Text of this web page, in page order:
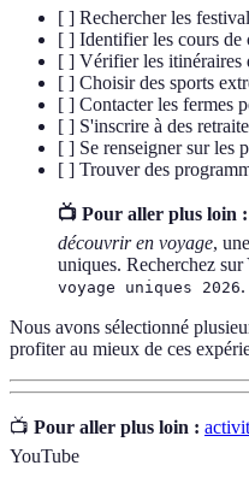
[ ] Rechercher les
[ ] Identifier les cours de
[ ] Vérifier les itinéraires
[ ] Choisir des sports
[ ] Contacter les fermes
[ ] S'inscrire à des
[ ] Se renseigner sur les
[ ] Trouver des
📺 Pour aller plus loin :
découvrir en voyage,
uniques. Recherchez sur
voyage uniques 2026.
Nous avons sélectionné
profiter au mieux de ces
📺 Pour aller plus loin :
YouTube